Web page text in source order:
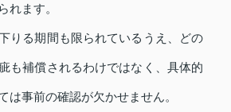
れます。
りる期間も限られているうえ、どの
も補償されるわけではなく、具体的
は事前の確認が欠かせません。